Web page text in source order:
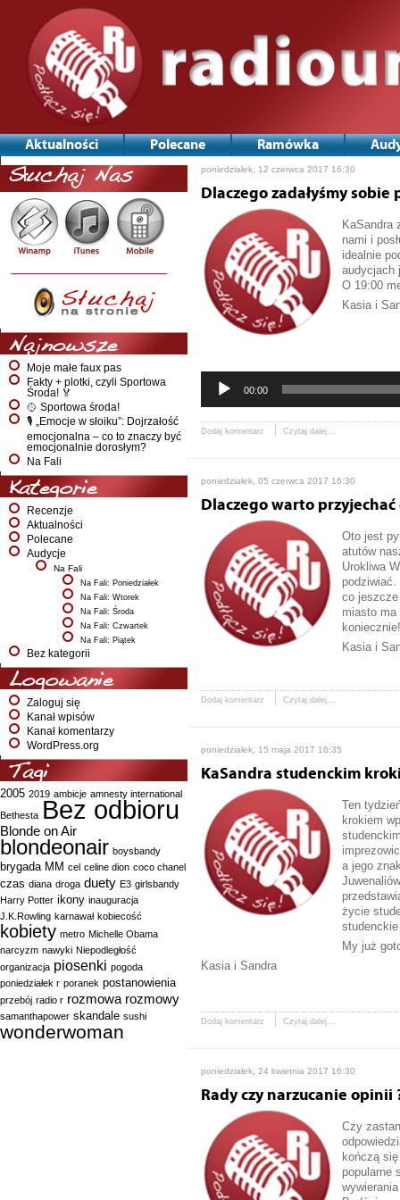
Aktualności Polecane Ramówka
Słuchaj Nas
Najnowsze
Moje małe faux pas
Fakty + plotki, czyli Sportowa
Środa! 🏅
🥎 Sportowa środa!
🎙️ „Emocje w słoiku”: Dojrzałość
emocjonalna – co to znaczy być
emocjonalnie dorosłym?
Na Fali
Kategorie
Recenzje
Aktualności
Polecane
Audycje
Na Fali
Na Fali: Poniedziałek
Na Fali: Wtorek
Na Fali: Środa
Na Fali: Czwartek
Na Fali: Piątek
Bez kategorii
Logowanie
Zaloguj się
Kanał wpisów
Kanał komentarzy
WordPress.org
Tagi
2005 2019 ambicje amnesty international
Bethesta Bez odbioru
Blonde on Air
blondeonair boysbandy
brygada MM cel celine dion coco chanel
czas diana droga duety E3 girlsbandy
Harry Potter ikony inauguracja
J.K.Rowling karnawał kobiecość
kobiety metro Michelle Obama
narcyzm nawyki Niepodległość
organizacja piosenki pogoda
poniedziałek r poranek postanowienia
przebój radio r rozmowa rozmowy
samanthapower skandale sushi
wonderwoman
poniedziałek, 12 czerwca 2017 16:30
Dlaczego zadałyśmy sobie
KaSandra
nami i
idealnie
audycjach
O 19:00
Kasia i
00:00
Dodaj komentarz Czytaj dalej...
poniedziałek, 05 czerwca 2017 16:30
Dlaczego warto przyjechać
Oto jest
atutów
Urokliwa
co
miasto
Kasia i
Dodaj komentarz Czytaj dalej...
poniedziałek, 15 maja 2017 16:35
KaSandra studenckim
Ten
krokiem
a jego
życie
My już
Kasia i Sandra
Dodaj komentarz Czytaj dalej...
poniedziałek, 24 kwietnia 2017 16:30
Rady czy narzucanie opinii
Czy
kończą
popularne